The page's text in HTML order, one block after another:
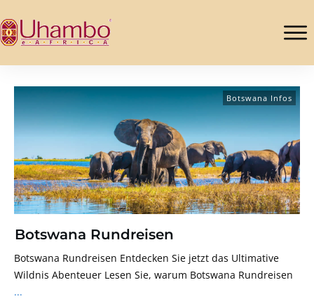
Botswana Infos
Botswana Rundreisen
Botswana Rundreise​​​​​n​​​​ Entdecken Sie jetzt das Ultimative
Wildnis Abenteuer Lesen Sie, warum Botswana Rundreisen
...